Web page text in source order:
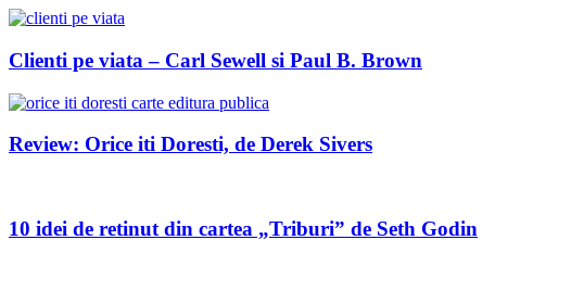
Clienti pe viata – Carl Sewell si Paul B. Brown
Review: Orice iti Doresti, de Derek Sivers
10 idei de retinut din cartea „Triburi” de Seth Godin